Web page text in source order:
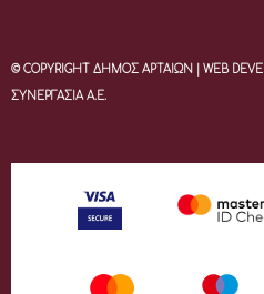
© COPYRIGHT ΔΗΜΟΣ ΑΡΤΑΙΩΝ | WEB
ΣΥΝΕΡΓΑΣΙΑ Α.Ε.